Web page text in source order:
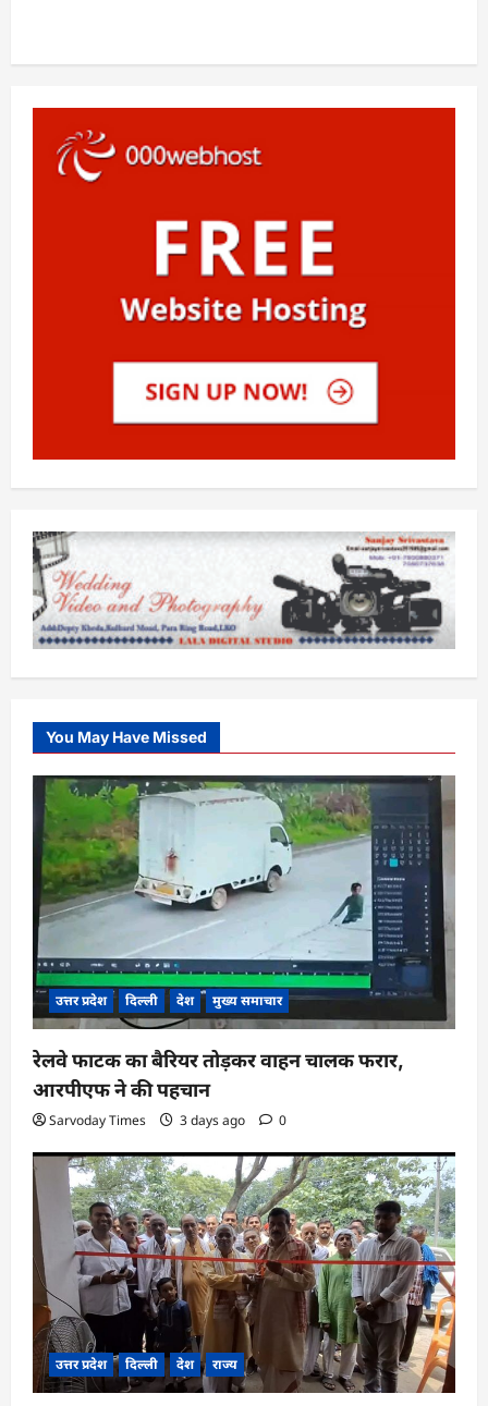
You May Have Missed
उत्तर प्रदेश दिल्ली देश मुख्य समाचार
रेलवे फाटक का बैरियर तोड़कर वाहन चालक फरार,
आरपीएफ ने की पहचान
Sarvoday Times 3 days ago 0
उत्तर प्रदेश दिल्ली देश राज्य